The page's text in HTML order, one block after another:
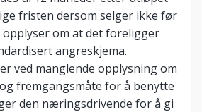
fristen dersom selger ikke før
om at det foreligger
angreskjema.
ved manglende opplysning om
fremgangsmåte for å benytte
den næringsdrivende for å gi